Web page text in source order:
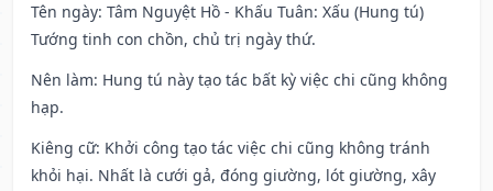
Tên ngày: Tâm Nguyệt Hồ - Khấu Tuân: Xấu (Hung tú)
Tướng tinh con chồn, chủ trị ngày thứ.
Nên làm: Hung tú này tạo tác bất kỳ việc chi cũng không
hạp.
Kiêng cữ: Khởi công tạo tác việc chi cũng không tránh
khỏi hại. Nhất là cưới gả, đóng giường, lót giường, xây